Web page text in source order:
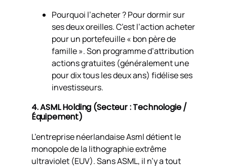
Pourquoi l’acheter ? Pour dormir sur
ses deux oreilles. C’est l’action acheter
pour un portefeuille « bon père de
famille ». Son programme d’attribution
actions gratuites (généralement une
pour dix tous les deux ans) fidélise ses
investisseurs.
4. ASML Holding (Secteur : Technologie /
Équipement)
L’entreprise néerlandaise Asml détient le
monopole de la lithographie extrême
ultraviolet (EUV). Sans ASML, il n’y a tout